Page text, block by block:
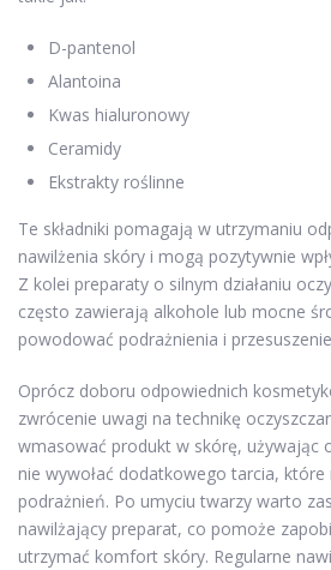
D-pantenol
Alantoina
Kwas hialuronowy
Ceramidy
Ekstrakty roślinne
Te składniki pomagają w utrzymaniu
nawilżenia skóry i mogą pozytywnie
Z kolei preparaty o silnym działaniu
często zawierają alkohole lub mocne
powodować podrażnienia i
Oprócz doboru odpowiednich
zwrócenie uwagi na technikę
wmasować produkt w skórę, używając
nie wywołać dodatkowego tarcia,
podrażnień. Po umyciu twarzy warto
nawilżający preparat, co pomoże
utrzymać komfort skóry. Regularne